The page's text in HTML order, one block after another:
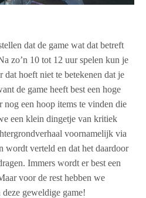
dat de game wat dat betreft
zo’n 10 tot 12 uur spelen kun je
dat hoeft niet te betekenen dat je
de game heeft best een hoge
nog een hoop items te vinden die
een klein dingetje van kritiek
voornamelijk via
wordt verteld en dat het daardoor
Immers wordt er best een
voor de rest hebben we
geweldige game!